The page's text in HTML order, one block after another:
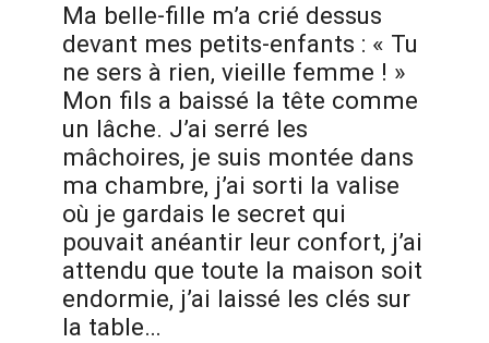
Ma belle-fille m’a crié dessus
devant mes petits-enfants : « Tu
ne sers à rien, vieille femme ! »
Mon fils a baissé la tête comme
un lâche. J’ai serré les
mâchoires, je suis montée dans
ma chambre, j’ai sorti la valise
où je gardais le secret qui
pouvait anéantir leur confort, j’ai
attendu que toute la maison soit
endormie, j’ai laissé les clés sur
la table…